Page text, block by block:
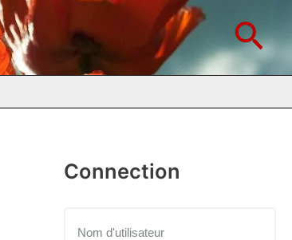
Connection
Nom d'utilisateur